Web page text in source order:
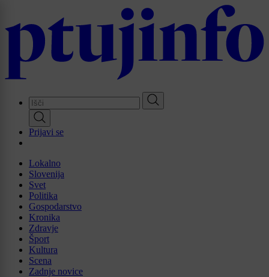
main
Prijavi se
Lokalno
Slovenija
Svet
Politika
Gospodarstvo
Kronika
Zdravje
Šport
Kultura
Scena
Zadnje novice